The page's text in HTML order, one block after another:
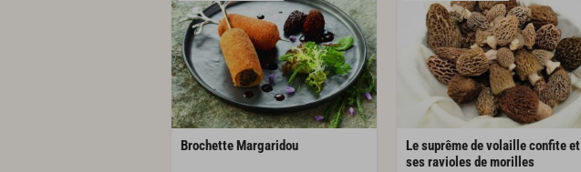
Brochette Margaridou
Le suprême de volaille confite et
ses ravioles de morilles